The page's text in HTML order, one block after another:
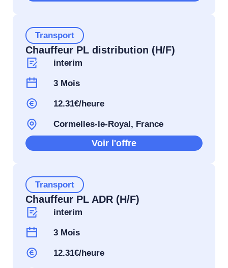
Transport
Chauffeur PL distribution (H/F)
interim
3 Mois
12.31€/heure
Cormelles-le-Royal, France
Voir l'offre
Transport
Chauffeur PL ADR (H/F)
interim
3 Mois
12.31€/heure